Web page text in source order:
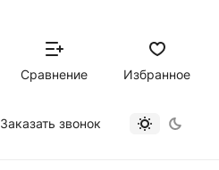
Сравнение Избранное
Заказать звонок